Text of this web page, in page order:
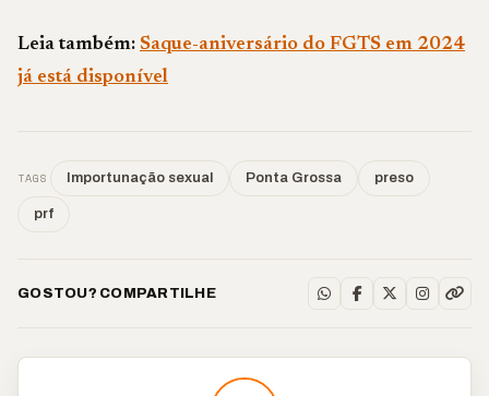
Leia também: Saque-aniversário do FGTS em 2024
já está disponível
TAGS Importunação sexual Ponta Grossa preso
prf
GOSTOU? COMPARTILHE